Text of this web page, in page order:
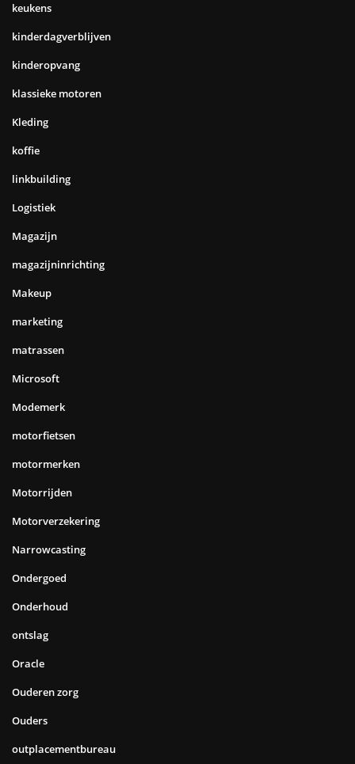
keukens
kinderdagverblijven
kinderopvang
klassieke motoren
Kleding
koffie
linkbuilding
Logistiek
Magazijn
magazijninrichting
Makeup
marketing
matrassen
Microsoft
Modemerk
motorfietsen
motormerken
Motorrijden
Motorverzekering
Narrowcasting
Ondergoed
Onderhoud
ontslag
Oracle
Ouderen zorg
Ouders
outplacementbureau